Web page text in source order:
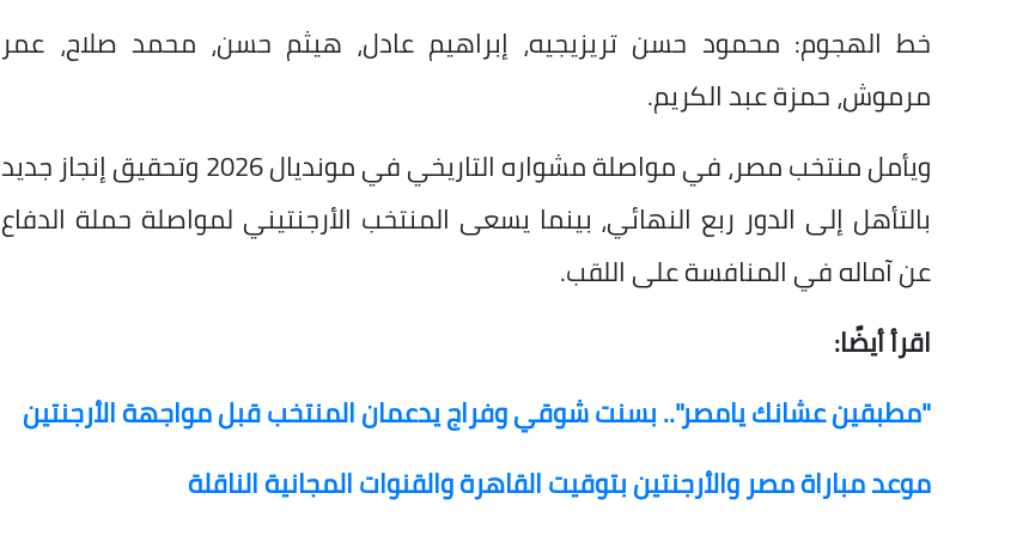
خط الهجوم: محمود حسن تريزيجيه، إبراهيم عادل، هيثم حسن، محمد صلاح، عمر
مرموش، حمزة عبد الكريم.
ويأمل منتخب مصر، في مواصلة مشواره التاريخي في مونديال 2026 وتحقيق إنجاز جديد
بالتأهل إلى الدور ربع النهائي، بينما يسعى المنتخب الأرجنتيني لمواصلة حملة الدفاع
عن آماله في المنافسة على اللقب.
اقرأ أيضًا:
"مطبقين عشانك يامصر".. بسنت شوقي وفراج يدعمان المنتخب قبل مواجهة الأرجنتين
موعد مباراة مصر والأرجنتين بتوقيت القاهرة والقنوات المجانية الناقلة